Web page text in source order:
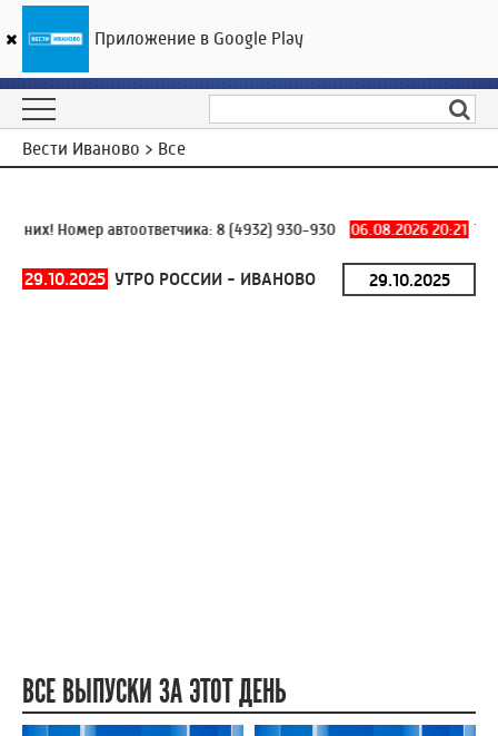
ГТРК «Ивтелерадио»
Вести Иваново > Все
Номер автоответчика:8 (4932) 930-930 06.08.2026 20:21
29.10.2025 УТРО РОССИИ - ИВАНОВО
ВСЕ ВЫПУСКИ ЗА ЭТОТ ДЕНЬ
Приложение в Google Play